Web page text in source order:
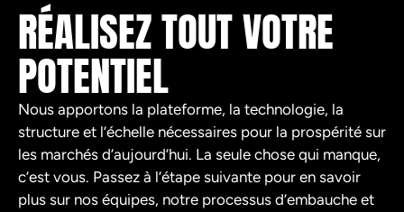
RÉALISEZ TOUT VOTRE
POTENTIEL
Nous apportons la plateforme, la technologie, la
structure et l’échelle nécessaires pour la prospérité sur
les marchés d’aujourd’hui. La seule chose qui manque,
c’est vous. Passez à l’étape suivante pour en savoir
plus sur nos équipes, notre processus d’embauche et